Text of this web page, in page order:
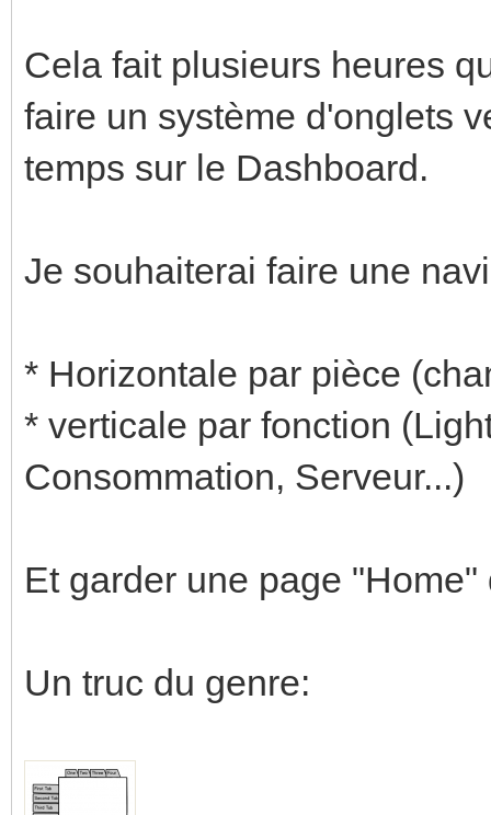
Cela fait plusieurs heures
faire un système d'onglets
temps sur le Dashboard.
Je souhaiterai faire une
* Horizontale par pièce
* verticale par fonction
Consommation, Serveur...)
Et garder une page
Un truc du genre: